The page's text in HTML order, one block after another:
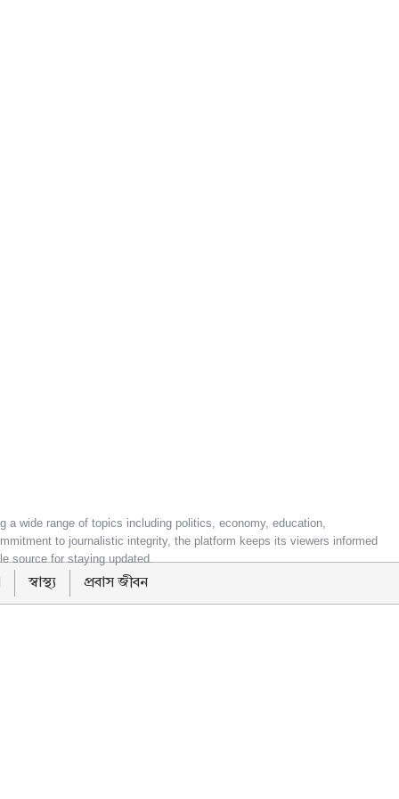
a wide range of topics including politics, economy, education,
to journalistic integrity, the platform keeps its viewers informed
source for staying updated.
স্বাস্থ্য প্রবাস জীবন